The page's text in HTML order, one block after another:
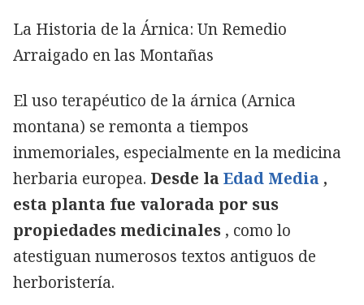
La Historia de la Árnica: Un Remedio
Arraigado en las Montañas
El uso terapéutico de la árnica (Arnica
montana) se remonta a tiempos
inmemoriales, especialmente en la medicina
herbaria europea. Desde la Edad Media ,
esta planta fue valorada por sus
propiedades medicinales , como lo
atestiguan numerosos textos antiguos de
herboristería.